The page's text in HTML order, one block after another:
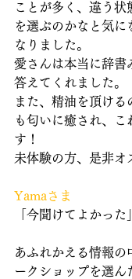
ことが多く、違う状
を選ぶのかなと気に
なりました。
愛さんは本当に辞書
答えてくれました。
また、精油を頂ける
も匂いに癒され、こ
す！
未体験の方、是非オ
Yamaさま
「今聞けてよかった」
あふれかえる情報の
ークショップを選ん